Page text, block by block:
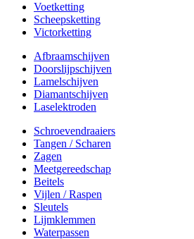
Voetketting
Scheepsketting
Victorketting
Afbraamschijven
Doorslijpschijven
Lamelschijven
Diamantschijven
Laselektroden
Schroevendraaiers
Tangen / Scharen
Zagen
Meetgereedschap
Beitels
Vijlen / Raspen
Sleutels
Lijmklemmen
Waterpassen